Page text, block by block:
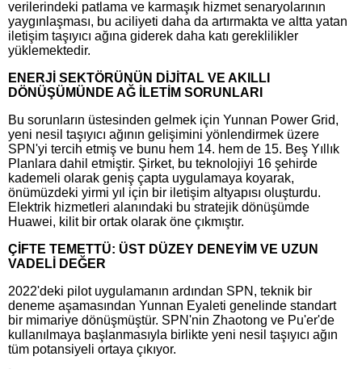
verilerindeki patlama ve karmaşık hizmet senaryolarının
yaygınlaşması, bu aciliyeti daha da artırmakta ve altta yatan
iletişim taşıyıcı ağına giderek daha katı gereklilikler
yüklemektedir.
ENERJİ SEKTÖRÜNÜN DİJİTAL VE AKILLI
DÖNÜŞÜMÜNDE AĞ İLETİM SORUNLARI
Bu sorunların üstesinden gelmek için Yunnan Power Grid,
yeni nesil taşıyıcı ağının gelişimini yönlendirmek üzere
SPN'yi tercih etmiş ve bunu hem 14. hem de 15. Beş Yıllık
Planlara dahil etmiştir. Şirket, bu teknolojiyi 16 şehirde
kademeli olarak geniş çapta uygulamaya koyarak,
önümüzdeki yirmi yıl için bir iletişim altyapısı oluşturdu.
Elektrik hizmetleri alanındaki bu stratejik dönüşümde
Huawei, kilit bir ortak olarak öne çıkmıştır.
ÇİFTE TEMETTÜ: ÜST DÜZEY DENEYİM VE UZUN
VADELİ DEĞER
2022'deki pilot uygulamanın ardından SPN, teknik bir
deneme aşamasından Yunnan Eyaleti genelinde standart
bir mimariye dönüşmüştür. SPN'nin Zhaotong ve Pu'er'de
kullanılmaya başlanmasıyla birlikte yeni nesil taşıyıcı ağın
tüm potansiyeli ortaya çıkıyor.